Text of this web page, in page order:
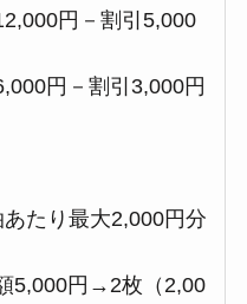
円－割引5,000
円－割引3,000円
たり最大2,000円分
5,000円→2枚（2,00